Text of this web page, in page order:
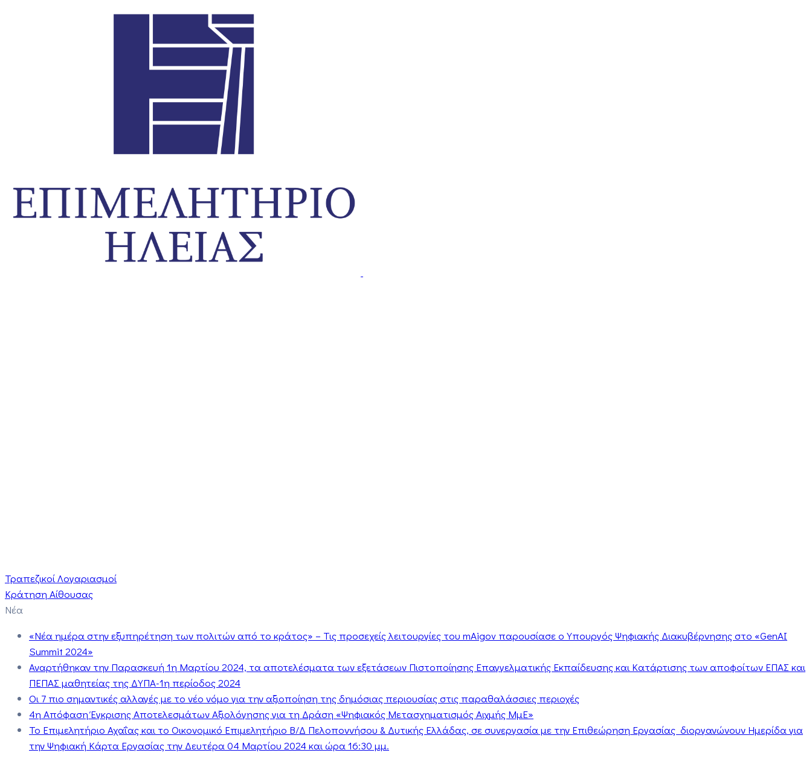
Τραπεζικοί Λογαριασμοί
Κράτηση Αίθουσας
Νέα
«Νέα ημέρα στην εξυπηρέτηση των πολιτών από το κράτος» – Τις προσεχείς λειτουργίες του mAigov παρουσίασε ο Υπουργός Ψηφιακής Διακυβέρνησης στο «GenAI
Summit 2024»
Αναρτήθηκαν την Παρασκευή 1η Μαρτίου 2024, τα αποτελέσματα των εξετάσεων Πιστοποίησης Επαγγελματικής Εκπαίδευσης και Κατάρτισης των αποφοίτων ΕΠΑΣ και
ΠΕΠΑΣ μαθητείας της ΔΥΠΑ-1η περίοδος 2024
Οι 7 πιο σημαντικές αλλαγές με το νέο νόμο για την αξιοποίηση της δημόσιας περιουσίας στις παραθαλάσσιες περιοχές
4η Απόφαση Έγκρισης Αποτελεσμάτων Αξιολόγησης για τη Δράση «Ψηφιακός Μετασχηματισμός Αιχμής ΜμΕ»
Το Επιμελητήριο Αχαΐας και το Οικονομικό Επιμελητήριο Β/Δ Πελοποννήσου & Δυτικής Ελλάδας, σε συνεργασία με την Επιθεώρηση Εργασίας διοργανώνουν Ημερίδα για
την Ψηφιακή Κάρτα Εργασίας την Δευτέρα 04 Μαρτίου 2024 και ώρα 16:30 μμ.